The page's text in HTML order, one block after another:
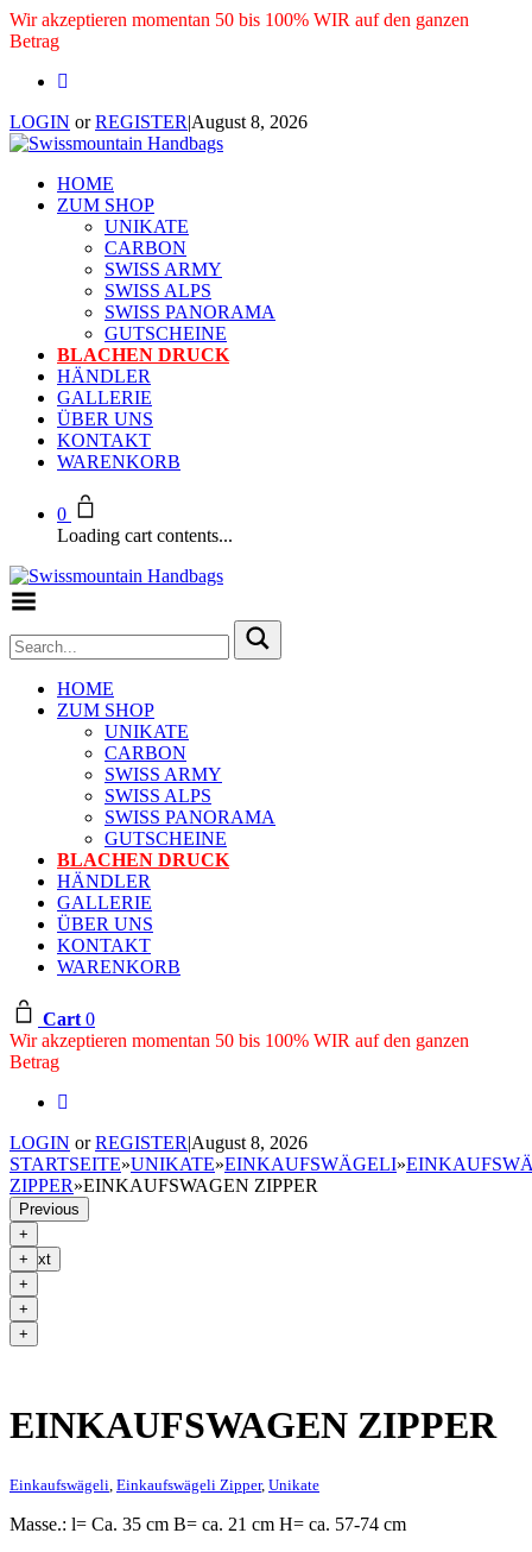
Wir akzeptieren momentan 50 bis 100% WIR auf den ganzen
Betrag
LOGIN orREGISTER|August 8, 2026
HOME
ZUM SHOP
UNIKATE
CARBON
SWISS ARMY
SWISS ALPS
SWISS PANORAMA
GUTSCHEINE
BLACHEN DRUCK
HÄNDLER
GALLERIE
ÜBER UNS
KONTAKT
WARENKORB
0
Loading cart contents...
HOME
ZUM SHOP
UNIKATE
CARBON
SWISS ARMY
SWISS ALPS
SWISS PANORAMA
GUTSCHEINE
BLACHEN DRUCK
HÄNDLER
GALLERIE
ÜBER UNS
KONTAKT
WARENKORB
Cart 0
Wir akzeptieren momentan 50 bis 100% WIR auf den ganzen
Betrag
LOGIN orREGISTER|August 8, 2026
STARTSEITE»UNIKATE»EINKAUFSWÄGELI»
ZIPPER»EINKAUFSWAGEN ZIPPER
Previous
Next
EINKAUFSWAGEN ZIPPER
Einkaufswägeli Einkaufswägeli Zipper, Unikate
Masse.: l= Ca. 35 cm B= ca. 21 cm H= ca. 57-74 cm